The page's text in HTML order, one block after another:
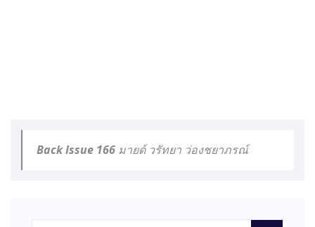
Back Issue 166 มายด์ วรัทยา ว่องชยาภรณ์